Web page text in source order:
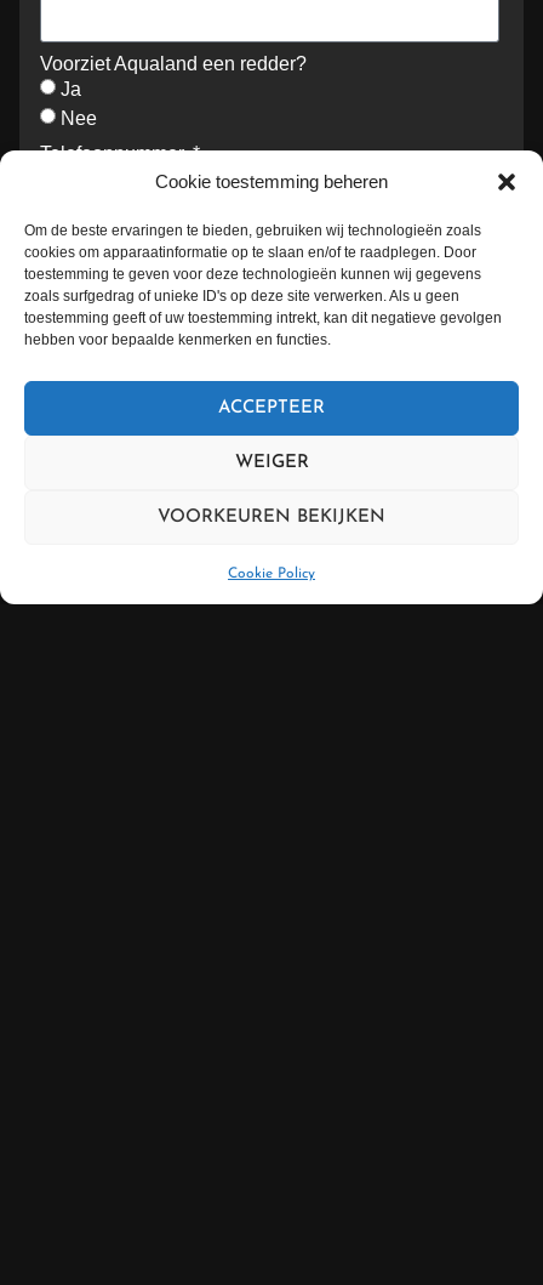
Cookie toestemming beheren
Om de beste ervaringen te bieden, gebruiken wij technologieën zoals
cookies om apparaatinformatie op te slaan en/of te raadplegen. Door
toestemming te geven voor deze technologieën kunnen wij gegevens
zoals surfgedrag of unieke ID's op deze site verwerken. Als u geen
toestemming geeft of uw toestemming intrekt, kan dit negatieve gevolgen
hebben voor bepaalde kenmerken en functies.
ACCEPTEER
WEIGER
VOORKEUREN BEKIJKEN
Cookie Policy
Voorziet Aqualand een redder?
Ja
Nee
Telefoonnummer
E-mail
Bericht